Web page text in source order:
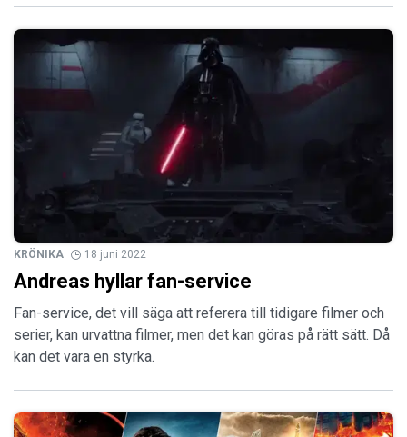
KRÖNIKA 18 juni 2022
Andreas hyllar fan-service
Fan-service, det vill säga att referera till tidigare filmer och
serier, kan urvattna filmer, men det kan göras på rätt sätt. Då
kan det vara en styrka.